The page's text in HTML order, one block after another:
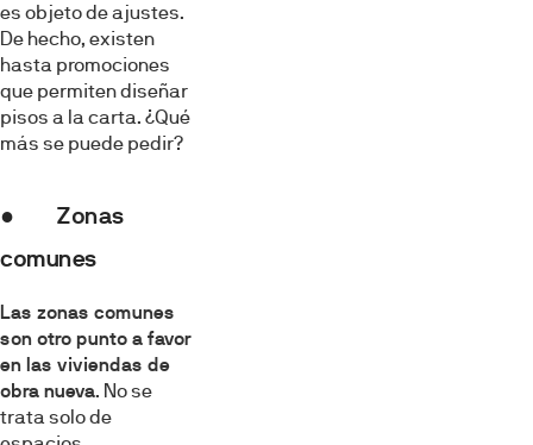
es objeto de ajustes.
De hecho, existen
hasta promociones
que permiten diseñar
pisos a la carta. ¿Qué
más se puede pedir?
● Zonas
comunes
Las zonas comunes
son otro punto a favor
en las viviendas de
obra nueva. No se
trata solo de